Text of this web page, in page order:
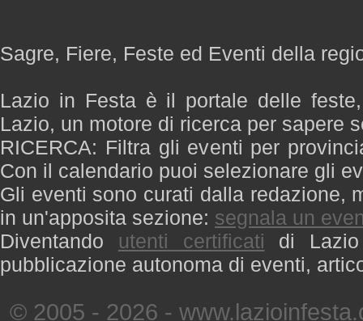
Sagre, Fiere, Feste ed Eventi della
Lazio in Festa è il portale delle
Lazio, un motore di ricerca per sapere
RICERCA: Filtra gli eventi per
Con il calendario puoi selezionare gli
Gli eventi sono curati dalla redazione,
in un'apposita sezione: segnala un
Diventando utenti certificati di
pubblicazione autonoma di eventi,
© 2005 - 2026 -